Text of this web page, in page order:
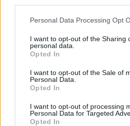
Personal Data Processing Opt
I want to opt-out of the Sharing
personal data.
Opted In
I want to opt-out of the Sale of
Personal Data.
Opted In
I want to opt-out of processing
Personal Data for Targeted
Opted In
PHARMA με
ενέσιμου
35.000 επιπλέον
μελέτες, εάν